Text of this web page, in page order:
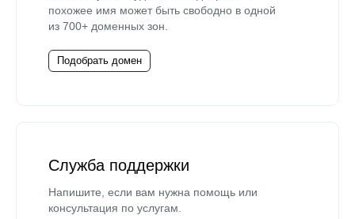
похожее имя может быть свободно в одной
из 700+ доменных зон.
Подобрать домен
Служба поддержки
Напишите, если вам нужна помощь или
консультация по услугам.